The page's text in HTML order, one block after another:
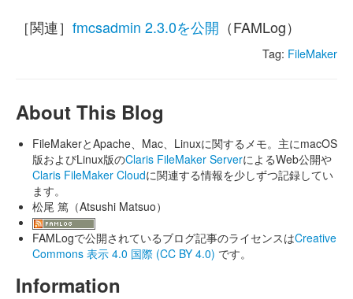
［関連］ fmcsadmin 2.3.0を公開 （FAMLog）
Tag: FileMaker
About This Blog
FileMakerとApache、Mac、Linuxに関するメモ。主にmacOS
版およびLinux版のClaris FileMaker ServerによるWeb公開や
Claris FileMaker Cloudに関連する情報を少しずつ記録してい
ます。
松尾 篤（Atsushi Matsuo）
FAMLogで公開されているブログ記事のライセンスはCreative
Commons 表示 4.0 国際 (CC BY 4.0) です。
Information